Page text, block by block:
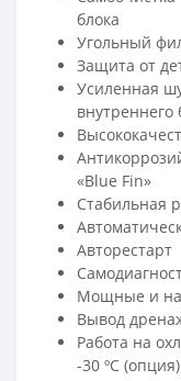
блока
Угольный
Защита от
Усиленная
внутреннего
«Blue Fin»
Стабильная
Авторестарт
Мощные и
Вывод
Работа на
-30 ºС (опция)